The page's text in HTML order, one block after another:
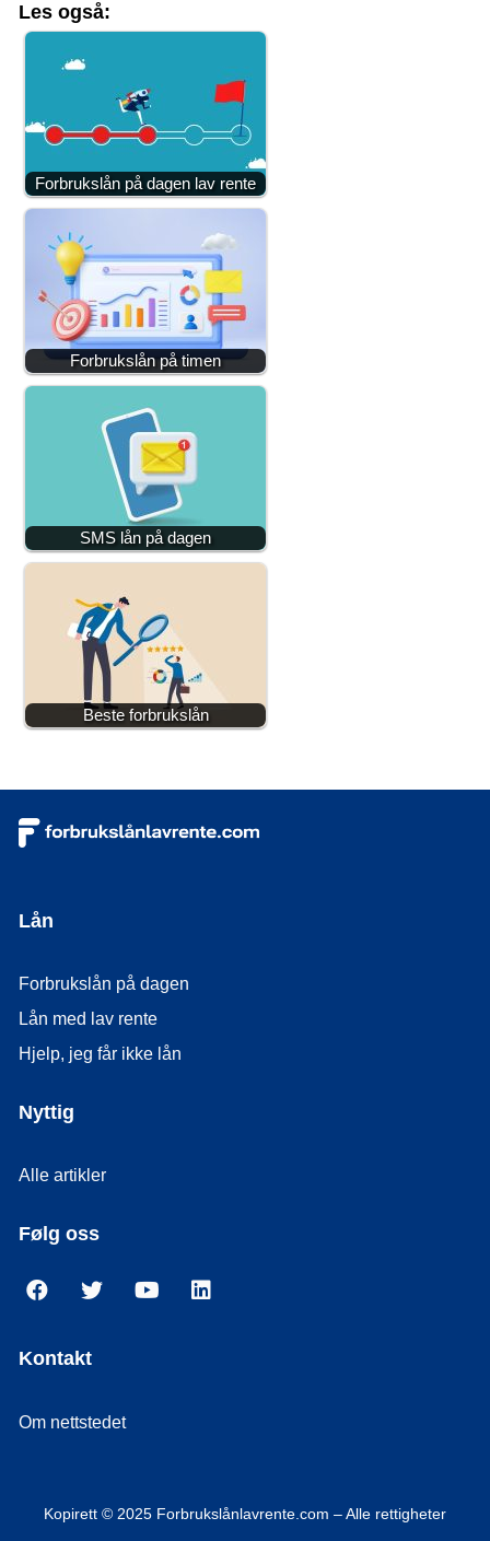
Les også:
Forbrukslån på dagen lav rente
Forbrukslån på timen
SMS lån på dagen
Beste forbrukslån
Lån
Forbrukslån på dagen
Lån med lav rente
Hjelp, jeg får ikke lån
Nyttig
Alle artikler
Følg oss
Kontakt
Om nettstedet
Kopirett © 2025 Forbrukslånlavrente.com – Alle rettigheter